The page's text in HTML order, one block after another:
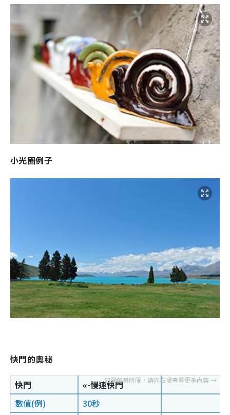
小光圈例子
快門的奧秘
快門
«-慢速快門
數值(例)
30秒